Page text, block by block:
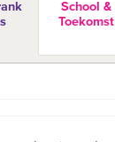
School &
Toekomst